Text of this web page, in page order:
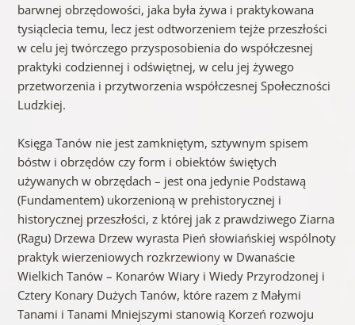
barwnej obrzędowości, jaka była żywa i praktykowana
tysiąclecia temu, lecz jest odtworzeniem tejże przeszłości
w celu jej twórczego przysposobienia do współczesnej
praktyki codziennej i odświętnej, w celu jej żywego
przetworzenia i przytworzenia współczesnej Społeczności
Ludzkiej.
Księga Tanów nie jest zamkniętym, sztywnym spisem
bóstw i obrzędów czy form i obiektów świętych
używanych w obrzędach – jest ona jedynie Podstawą
(Fundamentem) ukorzenioną w prehistorycznej i
historycznej przeszłości, z której jak z prawdziwego Ziarna
(Ragu) Drzewa Drzew wyrasta Pień słowiańskiej wspólnoty
praktyk wierzeniowych rozkrzewiony w Dwanaście
Wielkich Tanów – Konarów Wiary i Wiedy Przyrodzonej i
Cztery Konary Dużych Tanów, które razem z Małymi
Tanami i Tanami Mniejszymi stanowią Korzeń rozwoju